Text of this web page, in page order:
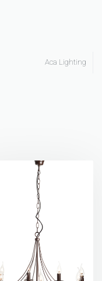
Aca Lighting